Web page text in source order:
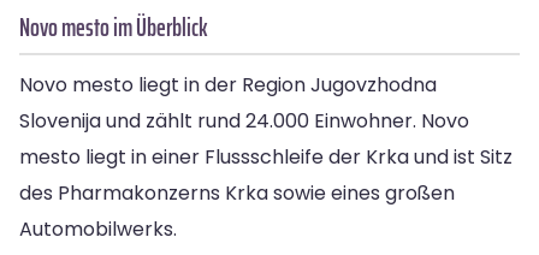
Novo mesto im Überblick
Novo mesto liegt in der Region Jugovzhodna
Slovenija und zählt rund 24.000 Einwohner. Novo
mesto liegt in einer Flussschleife der Krka und ist Sitz
des Pharmakonzerns Krka sowie eines großen
Automobilwerks.